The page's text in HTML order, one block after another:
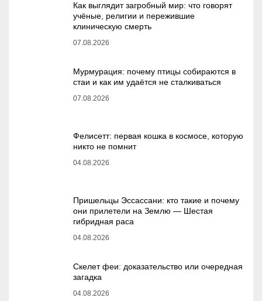
Как выглядит загробный мир: что говорят
учёные, религии и пережившие
клиническую смерть
07.08.2026
Мурмурация: почему птицы собираются в
стаи и как им удаётся не сталкиваться
07.08.2026
Фелисетт: первая кошка в космосе, которую
никто не помнит
04.08.2026
Пришельцы Эссассани: кто такие и почему
они прилетели на Землю — Шестая
гибридная раса
04.08.2026
Скелет феи: доказательство или очередная
загадка
04.08.2026